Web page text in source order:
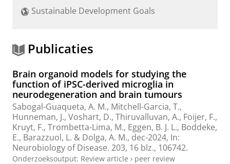
h
r
t
l
Sustainable Development Goals
Publicaties
Brain organoid models for studying the
function of iPSC-derived microglia in
neurodegeneration and brain tumours
Sabogal-Guaqueta, A. M., Mitchell-Garcia, T.,
Hunneman, J., Voshart, D., Thiruvalluvan, A., Foijer, F.,
Kruyt, F., Trombetta-Lima, M., Eggen, B. J. L., Boddeke,
E., Barazzuol, L. & Dolga, A. M., dec-2024, In:
Neurobiology of Disease. 203, 16 blz., 106742.
Onderzoeksoutput: Review article › peer review